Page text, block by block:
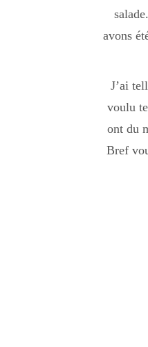
avons
J’ai
voulu
ont du
Bref